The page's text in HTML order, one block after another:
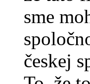
sme
českej